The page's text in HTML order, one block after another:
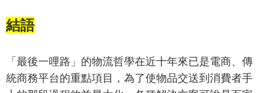
結語
「最後一哩路」的物流哲學在近十年來已是電商、傳
統商務平台的重點項目，為了使物品交送到消費者手